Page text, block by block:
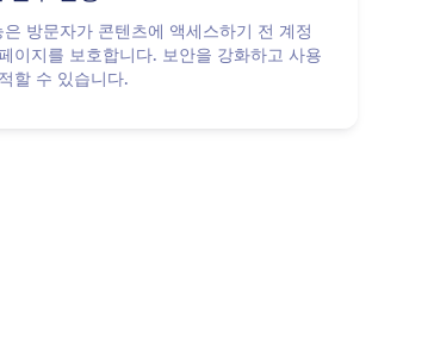
방문자가 콘텐츠에 액세스하기 전 계정
이지를 보호합니다. 보안을 강화하고 사용
할 수 있습니다.